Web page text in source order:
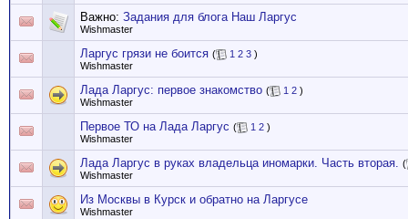
Важно: Задания для блога Наш Ларгус
Wishmaster
Ларгус грязи не боится ( 1 2 3 )
Wishmaster
Лада Ларгус: первое знакомство ( 1 2 )
Wishmaster
Первое ТО на Лада Ларгус ( 1 2 )
Wishmaster
Лада Ларгус в руках владельца иномарки. Часть вторая. (
Wishmaster
Из Москвы в Курск и обратно на Ларгусе
Wishmaster